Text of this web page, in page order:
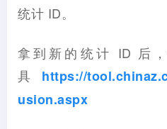
统计 ID。
拿到新的统计 ID 后
具 https://
usion.aspx